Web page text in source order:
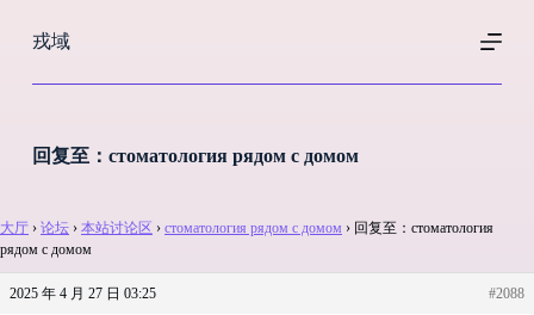
过
戎域
回复至：стоматология рядом с домом
大厅 › 论坛 › 本站讨论区 › стоматология рядом с домом › 回复至：стоматология
рядом с домом
2025 年 4 月 27 日 03:25
#2088